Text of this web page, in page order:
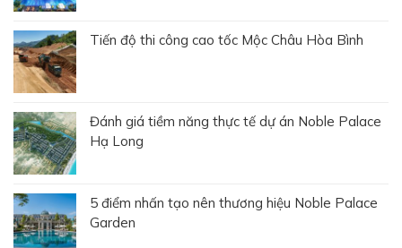
Tiến độ thi công cao tốc Mộc Châu Hòa Bình
Đánh giá tiềm năng thực tế dự án Noble Palace
Hạ Long
5 điểm nhấn tạo nên thương hiệu Noble Palace
Garden